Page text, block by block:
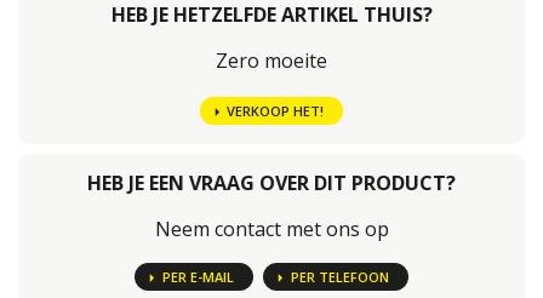
HEB JE HETZELFDE ARTIKEL THUIS?
Zero moeite
VERKOOP HET!
HEB JE EEN VRAAG OVER DIT PRODUCT?
Neem contact met ons op
PER E-MAIL PER TELEFOON